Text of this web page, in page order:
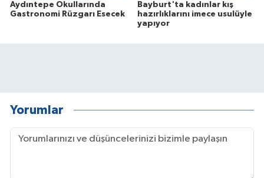
Aydıntepe Okullarında
Gastronomi Rüzgarı Esecek
Bayburt'ta kadınlar kış
hazırlıklarını imece usulüyle
yapıyor
Yorumlar